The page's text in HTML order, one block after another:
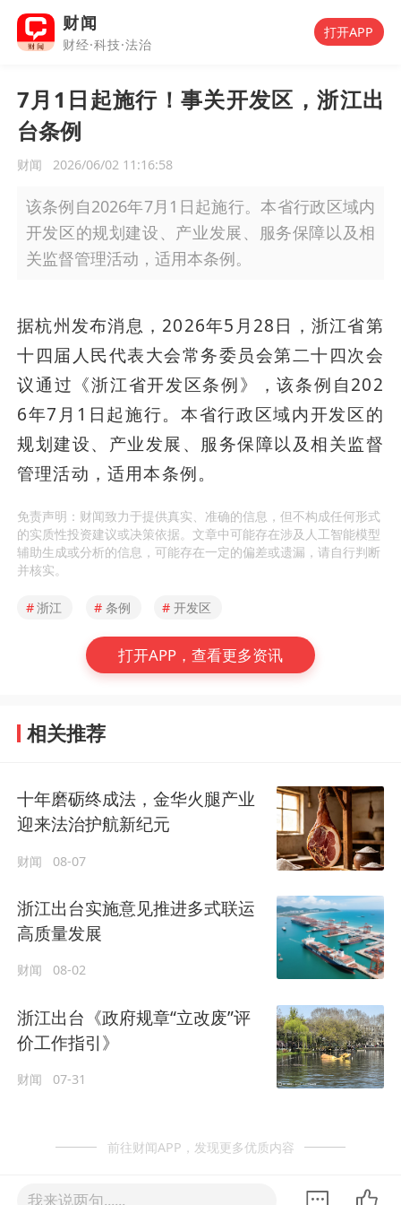
财闻
财经·科技·法治
打开APP
7月1日起施行！事关开发区，浙江出
台条例
财闻 2026/06/02 11:16:58
该条例自2026年7月1日起施行。本省行政区域内
开发区的规划建设、产业发展、服务保障以及相
关监督管理活动，适用本条例。
据杭州发布消息，2026年5月28日，浙江省第
十四届人民代表大会常务委员会第二十四次会
议通过《浙江省开发区条例》，该条例自202
6年7月1日起施行。本省行政区域内开发区的
规划建设、产业发展、服务保障以及相关监督
管理活动，适用本条例。
免责声明：财闻致力于提供真实、准确的信息，但不构成任何形式
的实质性投资建议或决策依据。文章中可能存在涉及人工智能模型
辅助生成或分析的信息，可能存在一定的偏差或遗漏，请自行判断
并核实。
#浙江 # 条例 # 开发区
打开APP，查看更多资讯
相关推荐
十年磨砺终成法，金华火腿产业
迎来法治护航新纪元
财闻 08-07
浙江出台实施意见推进多式联运
高质量发展
财闻 08-02
浙江出台《政府规章“立改废”评
价工作指引》
财闻 07-31
前往财闻APP，发现更多优质内容
我来说两句......